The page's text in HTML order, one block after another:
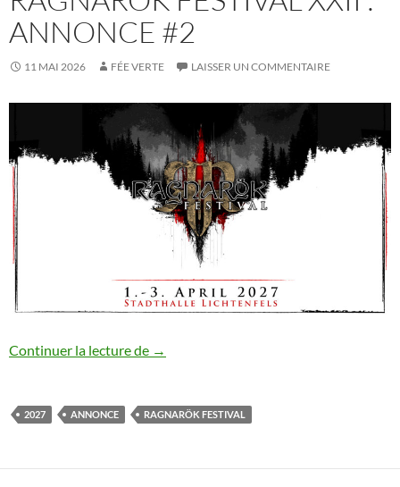
ANNONCE #2
11 MAI 2026 FÉE VERTE LAISSER UN COMMENTAIRE
Continuer la lecture de Ragnarök Festival XXII : annonce #2
→
2027 ANNONCE RAGNARÖK FESTIVAL